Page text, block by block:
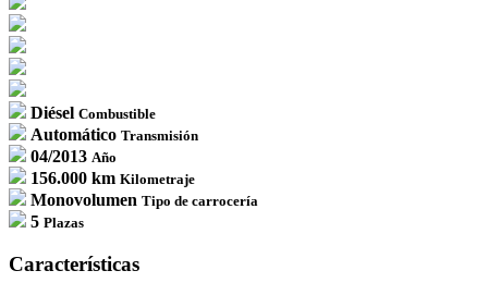
Diésel Combustible
Automático Transmisión
04/2013 Año
156.000 km Kilometraje
Monovolumen Tipo de carrocería
5 Plazas
Características